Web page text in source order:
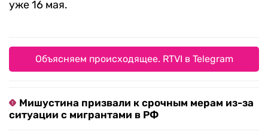
уже 16 мая.
Объясняем происходящее. RTVI в Telegram
Мишустина призвали к срочным мерам из-за
ситуации с мигрантами в РФ